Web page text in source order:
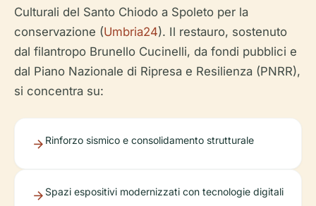
Culturali del Santo Chiodo a Spoleto per la
conservazione (Umbria24). Il restauro, sostenuto
dal filantropo Brunello Cucinelli, da fondi pubblici e
dal Piano Nazionale di Ripresa e Resilienza (PNRR),
si concentra su:
Rinforzo sismico e consolidamento strutturale
Spazi espositivi modernizzati con tecnologie digitali